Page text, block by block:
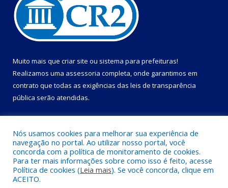
Muito mais que criar site ou sistema para prefeituras!
Realizamos uma assessoria completa, onde garantimos em
contrato que todas as exigências das leis de transparência
pública serão atendidas.
Todos os direitos reservados a Câmara Municipal de Primavera.
Nós usamos cookies para melhorar sua experiência de
navegação no portal. Ao utilizar nosso portal, você
concorda com a política de monitoramento de cookies.
Para ter mais informações sobre como isso é feito, acesse
Política de cookies (Leia mais). Se você concorda, clique em
ACEITO.